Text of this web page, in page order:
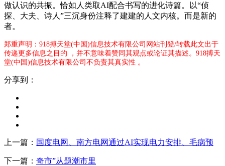
做认识的共振。恰如人类取AI配合书写的进化诗篇。以“侦
探、大夫、诗人”三沉身份注释了建建的人文内核。而是新的
者。
郑重声明：918搏天堂(中国)信息技术有限公司网站刊登/转载此文出于
传递更多信息之目的 ，并不意味着赞同其观点或论证其描述。918搏天
堂(中国)信息技术有限公司不负责其真实性 。
分享到：
上一篇： 国度电网、南方电网通过AI实现电力安排、毛病预
下一篇： 奇市”从题潮市里